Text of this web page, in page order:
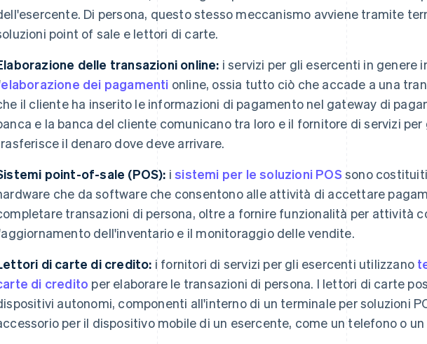
Di persona, questo stesso meccanismo avviene tramite
point of sale e lettori di carte.
delle transazioni online: i servizi per gli esercenti in genere
elaborazione dei pagamenti online, ossia tutto ciò che accade a una
il cliente ha inserito le informazioni di pagamento nel gateway di
e la banca del cliente comunicano tra loro e il fornitore di servizi
il denaro dove deve arrivare.
point-of-sale (POS): isistemi per le soluzioni POS sono
che da software che consentono alle attività di accettare
transazioni di persona, oltre a fornire funzionalità per attività
dell'inventario e il monitoraggio delle vendite.
di carte di credito: i fornitori di servizi per gli esercenti utilizzano
di credito per elaborare le transazioni di persona. I lettori di carte
autonomi, componenti all'interno di un terminale per soluzioni
per il dispositivo mobile di un esercente, come un telefono o